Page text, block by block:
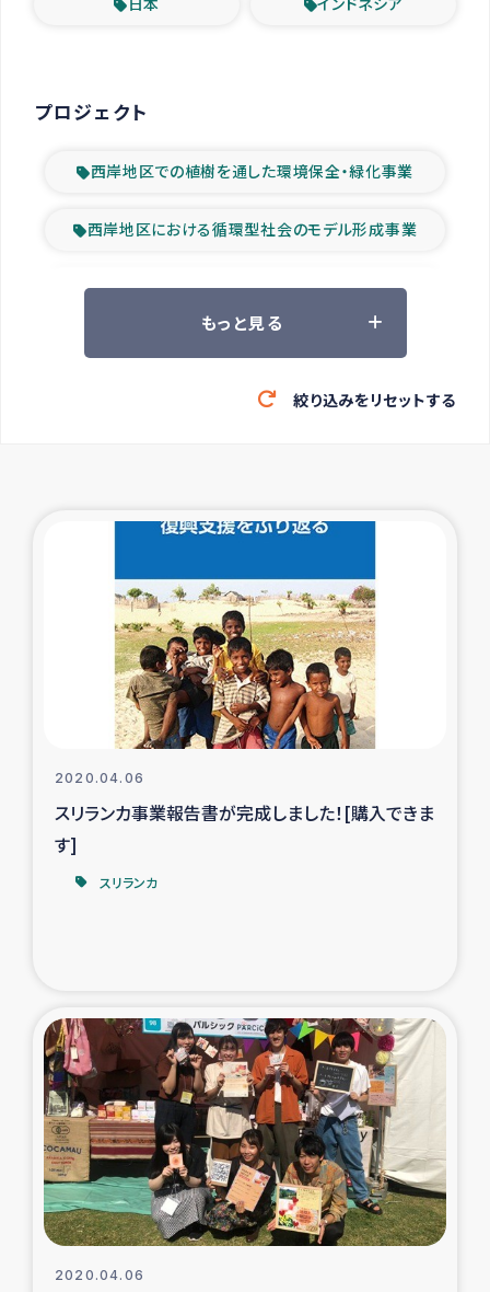
プロジェクト
西岸地区での植樹を通した環境保全・緑化事業
西岸地区における循環型社会のモデル形成事業
ツアー参加者の声
緊急救援の時代
東ティモール豪雨緊急支援
大雨による洪水被災者支援
カカオ生産者支援事業
シリア国内避難民・帰還民の生活再建支援
トルコにおけるシリア難民支援事業
インドネシア中部 スラウェシの地震・津波被災者支援
スリランカ南部洪水被災者支援
スリランカの南北女性をつなぐサリー・リサイクル・プロ
ジェクト
復興支援事業
民際教育事業
もっと見る
絞り込みをリセットする
2020.04.06
スリランカ事業報告書が完成しました！[購入できま
す]
スリランカ
2020.04.06